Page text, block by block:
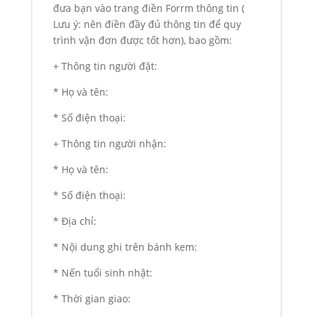
đưa bạn vào trang điền Forrm thông tin (
Lưu ý: nên điền đầy đủ thông tin để quy
trình vận đơn được tốt hơn), bao gồm:
+ Thông tin người đặt:
* Họ và tên:
* Số điện thoại:
+ Thông tin người nhận:
* Họ và tên:
* Số điện thoại:
* Địa chỉ:
* Nội dung ghi trên bánh kem:
* Nến tuổi sinh nhật:
* Thời gian giao: